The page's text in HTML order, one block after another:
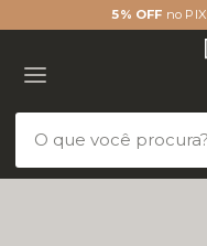
5% OFF no PIX